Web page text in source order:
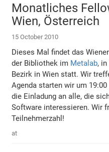
Monatliches
Wien, Österreich
15 October 2010
Dieses Mal findet das
der Bibliothek im Metalab,
Bezirk in Wien statt. Wir
Agenda starten wir um
die Einladung an alle, die
Software interessieren. Wir
Teilnehmerzahl!
at